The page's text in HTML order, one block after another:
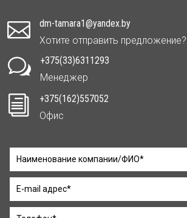

dm-tamara1@yandex.by
Хотите отправить предложение?
w
+375(33)6311293
Менеджер
i
+375(162)557052
Офис